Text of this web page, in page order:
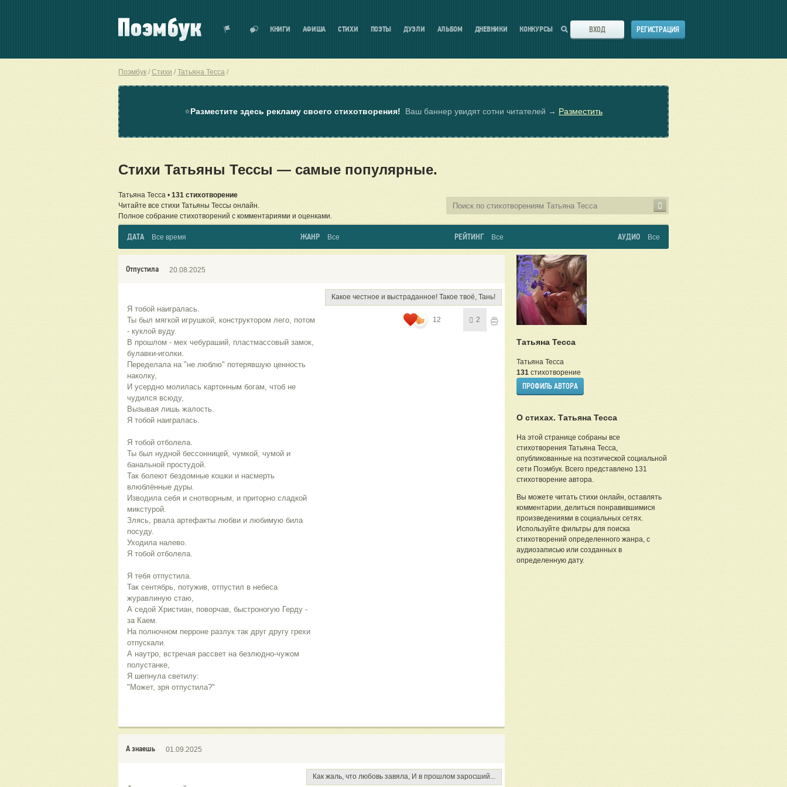
КНИГИ АФИША СТИХИ ПОЭТЫ ДУЭЛИ АЛЬБОМ ДНЕВНИКИ КОНКУРСЫ ВХОД РЕГИСТРАЦИЯ
Поэмбук Стихи Татьяна Тесса
⭐Разместите здесь рекламу своего стихотворения! Ваш баннер увидят сотни читателей → Разместить
Стихи Татьяны Тессы — самые популярные.
Татьяна Тесса • 131 стихотворение
Читайте все стихи Татьяны Тессы онлайн.
Полное собрание стихотворений с комментариями и оценками.
ДАТА Все время ЖАНР Все РЕЙТИНГ Все АУДИО Все
Отпустила 20.08.2025
Я тобой наигралась.
Ты был мягкой игрушкой, конструктором лего, потом
- куклой вуду.
В прошлом - мех чебураший, пластмассовый замок,
булавки-иголки.
Переделала на "не люблю" потерявшую ценность
наколку,
И усердно молилась картонным богам, чтоб не
чудился всюду,
Вызывая лишь жалость.
Я тобой наигралась.
Я тобой отболела.
Ты был нудной бессонницей, чумкой, чумой и
банальной простудой.
Так болеют бездомные кошки и насмерть
влюблённые дуры.
Изводила себя и снотворным, и приторно сладкой
микстурой.
Злясь, рвала артефакты любви и любимую била
посуду.
Уходила налево.
Я тобой отболела.
Я тебя отпустила.
Так сентябрь, потужив, отпустил в небеса
журавлиную стаю,
А седой Христиан, поворчав, быстроногую Герду -
за Каем.
На полночном перроне разлук так друг другу грехи
отпускали.
А наутро, встречая рассвет на безлюдно-чужом
полустанке,
Я шепнула светилу:
"Может, зря отпустила?"
Какое честное и выстраданное! Такое твоё, Тань!
12 2
А знаешь 01.09.2025
Как жаль, что любовь завяла, И в прошлом заросший...
Татьяна Тесса
Татьяна Тесса
131стихотворение
ПРОФИЛЬ АВТОРА
О стихах. Татьяна Тесса
На этой странице собраны все
стихотворения Татьяна Тесса,
опубликованные на поэтической социальной
сети Поэмбук. Всего представлено 131
стихотворение автора.
Вы можете читать стихи онлайн, оставлять
комментарии, делиться понравившимися
произведениями в социальных сетях.
Используйте фильтры для поиска
стихотворений определенного жанра, с
аудиозаписью или созданных в
определенную дату.